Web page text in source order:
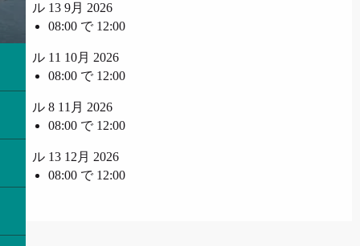
ル 13 9月 2026
08:00 で 12:00
ル 11 10月 2026
08:00 で 12:00
ル 8 11月 2026
08:00 で 12:00
ル 13 12月 2026
08:00 で 12:00